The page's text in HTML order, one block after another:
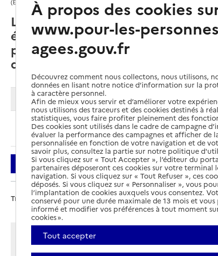
(EHPAD)
La Bruffière (85530) : liste des
établissements d'hébergement
pour personnes âgées
dépendantes (EHPAD)
Modifier ma recherche
Ajouter cette recherche aux favoris
Filtrer
Trier par :
Afficher les résultats par:
Mode liste
Mode carte
À propos des cookies
www.pour-les-
agees.gouv.fr
Découvrez comment nous collectons, nous utilisons,
données en lisant notre notice d’information sur la
à caractère personnel.
Afin de mieux vous servir et d’améliorer votre
nous utilisons des traceurs et des cookies destinés à
statistiques, vous faire profiter pleinement des
Des cookies sont utilisés dans le cadre de campagne
évaluer la performance des campagnes et afficher de
personnalisée en fonction de votre navigation et de
savoir plus, consultez la partie sur notre politique
Si vous cliquez sur « Tout Accepter », l’éditeur du
partenaires déposeront ces cookies sur votre terminal
navigation. Si vous cliquez sur « Tout Refuser », ces
déposés. Si vous cliquez sur « Personnaliser », vous
l’implantation de cookies auxquels vous consentez.
conservé pour une durée maximale de 13 mois et
informé et modifier vos préférences à tout moment
cookies ».
Tout accepter